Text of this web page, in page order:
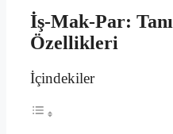
İş-Mak-Par:
Özellikleri
İçindekiler